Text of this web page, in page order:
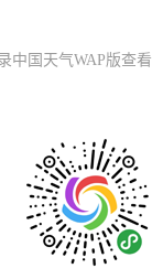
中国天气WAP版查看